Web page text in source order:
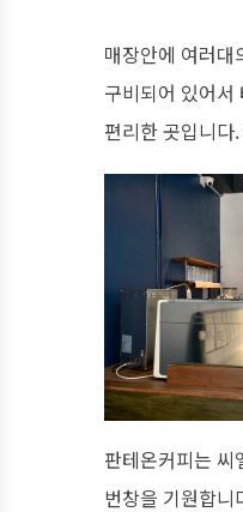
매장안에 여러대
구비되어 있어서
편리한 곳입니다
판테온커피는 씨
번창을 기원합니